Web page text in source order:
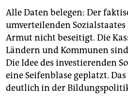
Alle Daten belegen: Der
umverteilenden
Armut nicht beseitigt. Die
Ländern und Kommunen
Die Idee des investierenden
eine Seifenblase geplatzt.
deutlich in der